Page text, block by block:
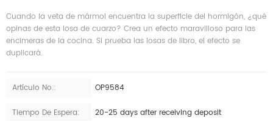
Cuando la veta de mármol encuentra la superficie del hormigón, ¿qué
opinas de esta losa de cuarzo? Crea un efecto maravilloso para las
encimeras de la cocina. Si prueba las losas de libro, el efecto se
duplicará.
Artículo No.: OP9584
Tiempo De Espera: 20-25 days after receiving deposit